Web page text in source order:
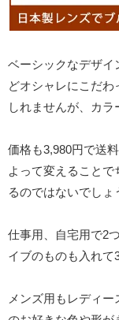
ベーシックなデザイ
どオシャレにこだ
しれませんが、カラ
価格も3,980円で送
よって変えること
るのではないでしょ
仕事用、自宅用で2
イブのものも入れて
メンズ用もレディ